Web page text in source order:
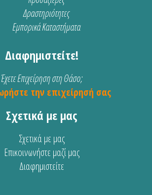
Δραστηριότητες
Εμπορικά Καταστήματα
Διαφημιστείτε!
Έχετε Επιχείρηση στη Θάσο;
την επιχείρησή σας
Σχετικά με μας
Σχετικά με μας
Επικοινωνήστε μαζί μας
Διαφημιστείτε